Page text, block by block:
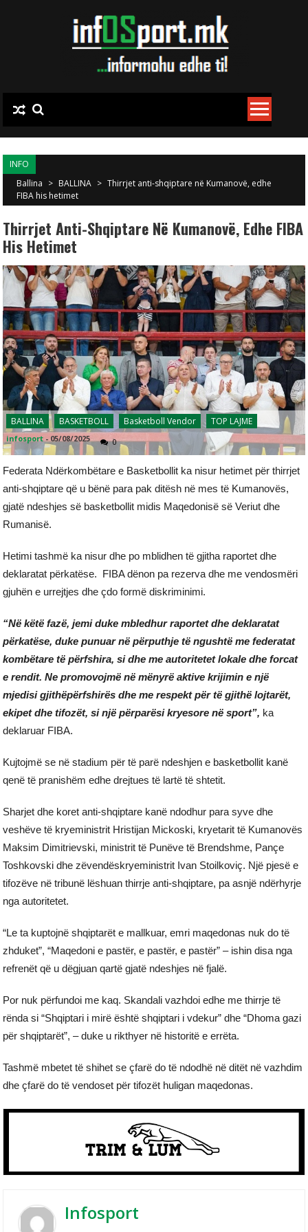
INFO
Ballina > BALLINA > Thirrjet anti-shqiptare në Kumanovë, edhe
FIBA his hetimet
Thirrjet Anti-Shqiptare Në Kumanovë, Edhe FIBA
His Hetimet
BALLINA BASKETBOLL Basketboll Vendor TOP LAJME
infosport - 05/08/2025 0
Federata Ndërkombëtare e Basketbollit ka nisur hetimet për thirrjet
anti-shqiptare që u bënë para pak ditësh në mes të Kumanovës,
gjatë ndeshjes së basketbollit midis Maqedonisë së Veriut dhe
Rumanisë.
Hetimi tashmë ka nisur dhe po mblidhen të gjitha raportet dhe
deklaratat përkatëse. FIBA dënon pa rezerva dhe me vendosmëri
gjuhën e urrejtjes dhe çdo formë diskriminimi.
“Në këtë fazë, jemi duke mbledhur raportet dhe deklaratat
përkatëse, duke punuar në përputhje të ngushtë me federatat
kombëtare të përfshira, si dhe me autoritetet lokale dhe forcat
e rendit. Ne promovojmë në mënyrë aktive krijimin e një
mjedisi gjithëpërfshirës dhe me respekt për të gjithë lojtarët,
ekipet dhe tifozët, si një përparësi kryesore në sport”, ka
deklaruar FIBA.
Kujtojmë se në stadium për të parë ndeshjen e basketbollit kanë
qenë të pranishëm edhe drejtues të lartë të shtetit.
Sharjet dhe koret anti-shqiptare kanë ndodhur para syve dhe
veshëve të kryeministrit Hristijan Mickoski, kryetarit të Kumanovës
Maksim Dimitrievski, ministrit të Punëve të Brendshme, Pançe
Toshkovski dhe zëvendëskryeministrit Ivan Stoilkoviç. Një pjesë e
tifozëve në tribunë lëshuan thirrje anti-shqiptare, pa asnjë ndërhyrje
nga autoritetet.
“Le ta kuptojnë shqiptarët e mallkuar, emri maqedonas nuk do të
zhduket”, “Maqedoni e pastër, e pastër, e pastër” – ishin disa nga
refrenët që u dëgjuan qartë gjatë ndeshjes në fjalë.
Por nuk përfundoi me kaq. Skandali vazhdoi edhe me thirrje të
rënda si “Shqiptari i mirë është shqiptari i vdekur” dhe “Dhoma gazi
për shqiptarët”, – duke u rikthyer në historitë e errëta.
Tashmë mbetet të shihet se çfarë do të ndodhë në ditët në vazhdim
dhe çfarë do të vendoset për tifozët huligan maqedonas.
Infosport